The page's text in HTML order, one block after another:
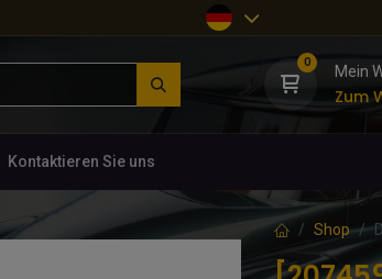
0
Mein
Zum
Kontaktieren Sie uns
Shop